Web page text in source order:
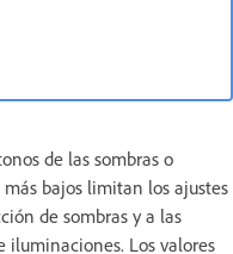
de las sombras o
bajos limitan los ajustes
de sombras y a las
iluminaciones. Los valores